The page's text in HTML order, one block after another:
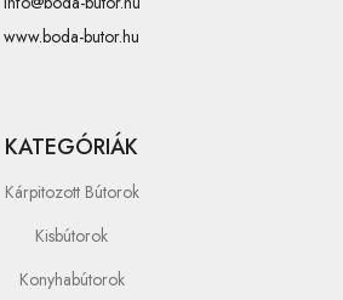
www.boda-butor.hu
KATEGÓRIÁK
Kárpitozott Bútorok
Kisbútorok
Konyhabútorok